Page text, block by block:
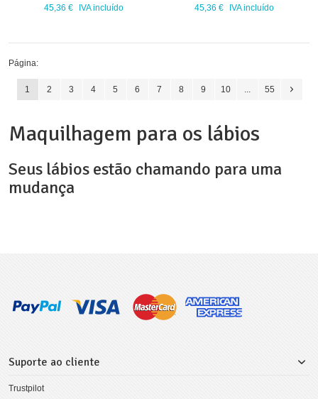
45,36 €
IVA incluído
45,36 €
IVA incluído
Página:
1 2 3 4 5 6 7 8 9 10 ... 55
Maquilhagem para os lábios
Seus lábios estão chamando para uma
mudança
Suporte ao cliente
Trustpilot